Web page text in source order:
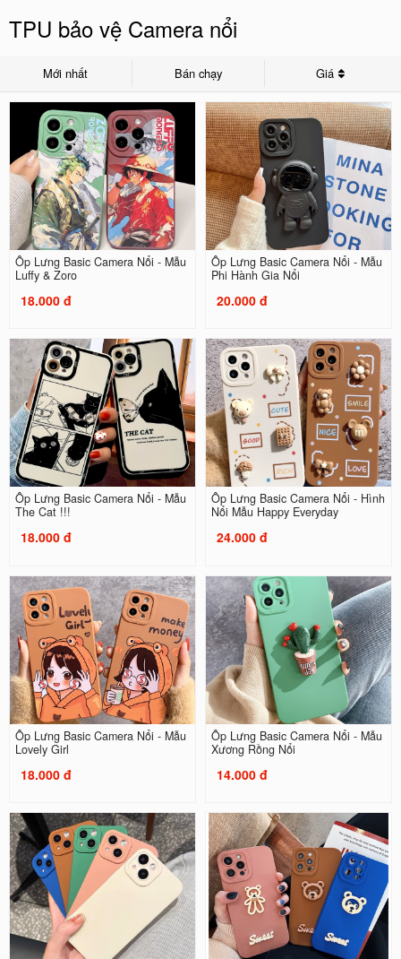
TPU bảo vệ Camera nổi
Mới nhất Bán chạy Giá
Ốp Lưng Basic Camera Nổi - Mẫu
Luffy & Zoro
18.000 đ
Ốp Lưng Basic Camera Nổi - Mẫu
Phi Hành Gia Nổi
20.000 đ
Ốp Lưng Basic Camera Nổi - Mẫu
The Cat !!!
18.000 đ
Ốp Lưng Basic Camera Nổi - Hình
Nổi Mẫu Happy Everyday
24.000 đ
Ốp Lưng Basic Camera Nổi - Mẫu
Lovely Girl
18.000 đ
Ốp Lưng Basic Camera Nổi - Mẫu
Xương Rồng Nổi
14.000 đ